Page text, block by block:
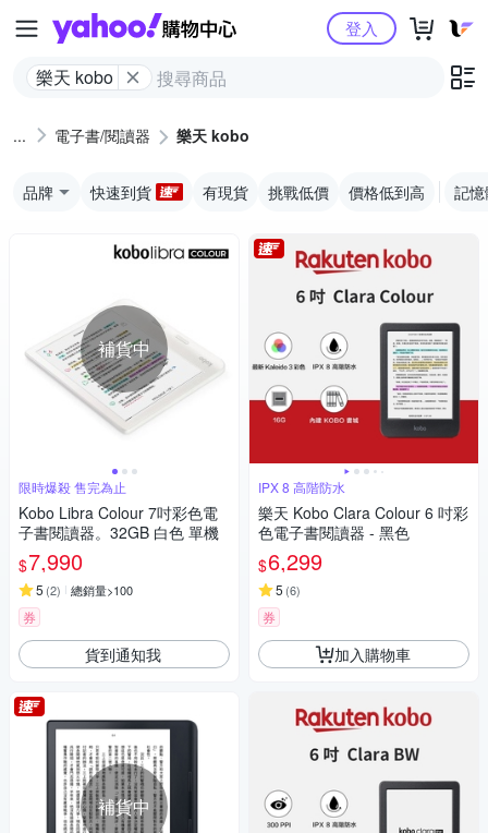
Yahoo購物中心
樂天 kobo
登入
電子書/閱讀器 樂天 kobo
品牌 快速到貨 有現貨 挑戰低價 價格低到高 記
補貨中
限時爆殺 售完為止
Kobo Libra Colour 7吋彩色電
子書閱讀器。32GB 白色 單機
$7,990
5 (2) 總銷量>100
券
貨到通知我
補貨中
IPX 8 高階防水
樂天 Kobo Clara Colour 6 吋彩
色電子書閱讀器 - 黑色
$6,299
5 (6)
券
加入購物車